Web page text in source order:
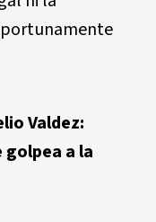
Valdez:
a la